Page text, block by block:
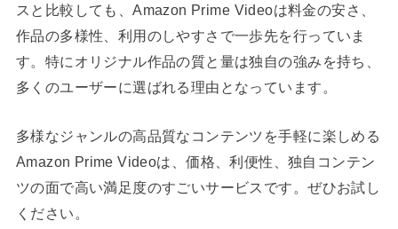
スと比較しても、Amazon Prime Videoは料金の安さ、
作品の多様性、利用のしやすさで一歩先を行っていま
す。特にオリジナル作品の質と量は独自の強みを持ち、
多くのユーザーに選ばれる理由となっています。
多様なジャンルの高品質なコンテンツを手軽に楽しめる
Amazon Prime Videoは、価格、利便性、独自コンテン
ツの面で高い満足度のすごいサービスです。ぜひお試し
ください。